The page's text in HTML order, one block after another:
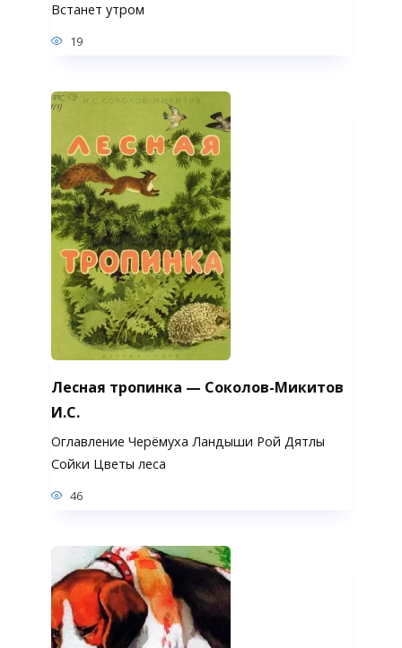
Встанет утром
19
Лесная тропинка — Соколов-Микитов
И.С.
Оглавление Черёмуха Ландыши Рой Дятлы
Сойки Цветы леса
46